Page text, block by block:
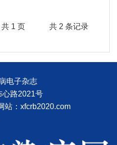
1 页 共 2 条记录
电子杂志
心路2021号
站：xfcrb2020.com